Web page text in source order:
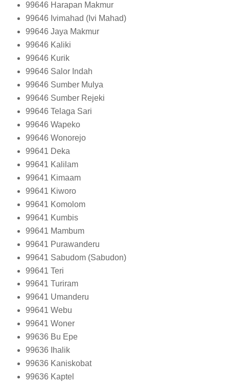
99646 Harapan Makmur
99646 Ivimahad (Ivi Mahad)
99646 Jaya Makmur
99646 Kaliki
99646 Kurik
99646 Salor Indah
99646 Sumber Mulya
99646 Sumber Rejeki
99646 Telaga Sari
99646 Wapeko
99646 Wonorejo
99641 Deka
99641 Kalilam
99641 Kimaam
99641 Kiworo
99641 Komolom
99641 Kumbis
99641 Mambum
99641 Purawanderu
99641 Sabudom (Sabudon)
99641 Teri
99641 Turiram
99641 Umanderu
99641 Webu
99641 Woner
99636 Bu Epe
99636
Ihalik
99636 Kaniskobat
99636 Kaptel